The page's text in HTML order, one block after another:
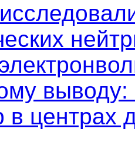
выводу:
центрах